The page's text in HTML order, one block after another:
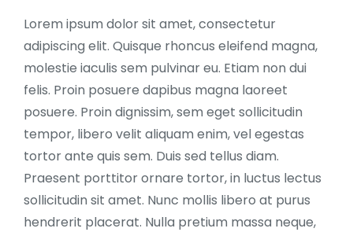
Lorem ipsum dolor sit amet, consectetur
adipiscing elit. Quisque rhoncus eleifend magna,
molestie iaculis sem pulvinar eu. Etiam non dui
felis. Proin posuere dapibus magna laoreet
posuere. Proin dignissim, sem eget sollicitudin
tempor, libero velit aliquam enim, vel egestas
tortor ante quis sem. Duis sed tellus diam.
Praesent porttitor ornare tortor, in luctus lectus
sollicitudin sit amet. Nunc mollis libero at purus
hendrerit placerat. Nulla pretium massa neque,